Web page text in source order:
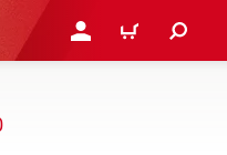
SE CONNECTER OU
PANIER